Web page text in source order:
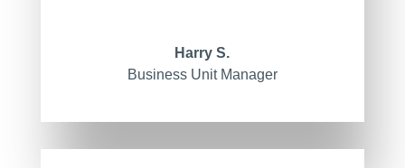
Harry S.
Business Unit Manager